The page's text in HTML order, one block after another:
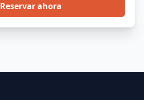
Reservar ahora